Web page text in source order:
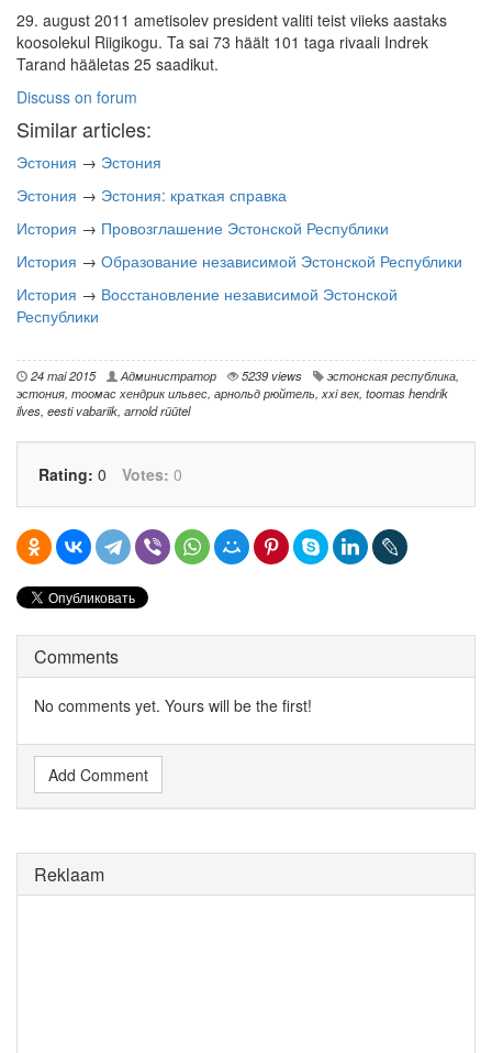
29. august 2011 ametisolev president valiti teist viieks aastaks
koosolekul Riigikogu. Ta sai 73 häält 101 taga rivaali Indrek
Tarand hääletas 25 saadikut.
Discuss on forum
Similar articles:
Эстония → Эстония
Эстония → Эстония: краткая справка
История → Провозглашение Эстонской Республики
История → Образование независимой Эстонской Республики
История → Восстановление независимой Эстонской
Республики
24 mai 2015 Администратор 5239 views эстонская республика,
эстония, тоомас хендрик ильвес, арнольд рюйтель, xxi век, toomas hendrik
ilves, eesti vabariik, arnold rüütel
Rating: 0 Votes: 0
Comments
No comments yet. Yours will be the first!
Add Comment
Reklaam